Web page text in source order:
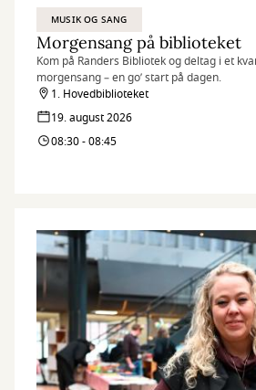
MUSIK OG SANG
Morgensang på biblioteket
Kom på Randers Bibliotek og deltag i et
morgensang – en go’ start på dagen.
1. Hovedbiblioteket
19. august 2026
08:30 - 08:45